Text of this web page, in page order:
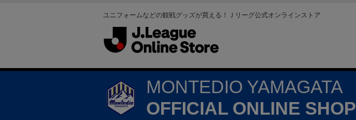
ユニフォームなどの観戦グッズが買える！Ｊリーグ公式オンラインストア
MONTEDIO YAMAGATA
OFFICIAL ONLINE SHOP